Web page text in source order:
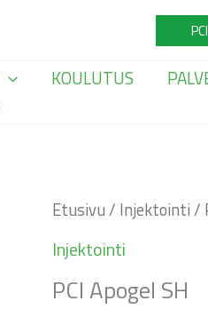
KOULUTUS
Etusivu/ Injektointi/
Injektointi
PCI Apogel SH